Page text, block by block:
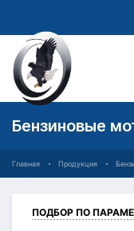
Бензиновые
Главная Продукция
ПОДБОР ПО